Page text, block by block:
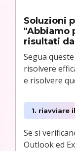
Soluzioni
"Abbiamo
risultati
Segua
risolvere
e risolvere
1. riavviare
Se si
Outlook ed